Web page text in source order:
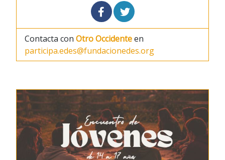
Contacta con Otro Occidenteen
participa.edes@fundacionedes.org